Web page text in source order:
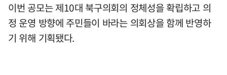
이번 공모는 제10대 북구의회의 정체성을 확립하고 의
정 운영 방향에 주민들이 바라는 의회상을 함께 반영하
기 위해 기획됐다.